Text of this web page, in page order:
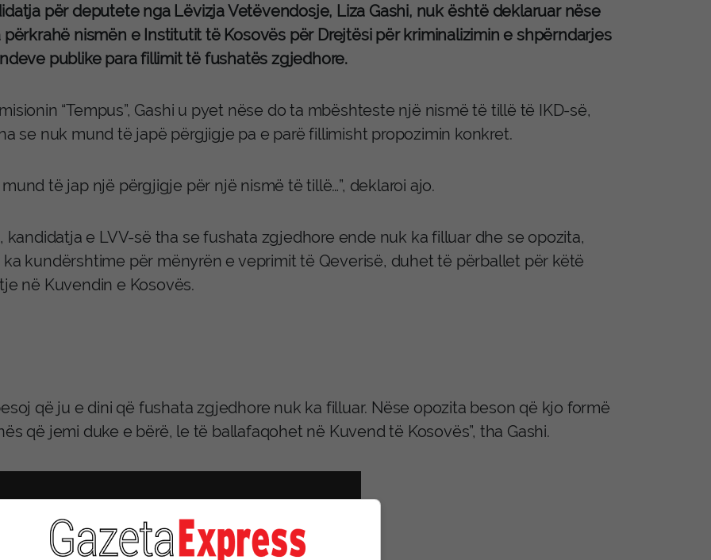
për deputete nga Lëvizja Vetëvendosje, Liza Gashi, nuk është deklaruar nëse
përkrahë nismën e Institutit të Kosovës për Drejtësi për kriminalizimin e shpërndarjes
publike para fillimit të fushatës zgjedhore.
“Tempus”, Gashi u pyet nëse do ta mbështeste një nismë të tillë të IKD-së,
se nuk mund të japë përgjigje pa e parë fillimisht propozimin konkret.
mund të jap një përgjigje për një nismë të tillë…”, deklaroi ajo.
kandidatja e LVV-së tha se fushata zgjedhore ende nuk ka filluar dhe se opozita,
ka kundërshtime për mënyrën e veprimit të Qeverisë, duhet të përballet për këtë
në Kuvendin e Kosovës.
që ju e dini që fushata zgjedhore nuk ka filluar. Nëse opozita beson që kjo formë
që jemi duke e bërë, le të ballafaqohet në Kuvend të Kosovës”, tha Gashi.